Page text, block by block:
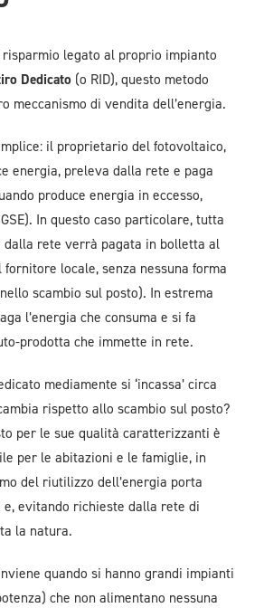
legato al proprio impianto
Dedicato(o RID), questo metodo
meccanismo di vendita dell’energia.
il proprietario del fotovoltaico,
energia, preleva dalla rete e paga
produce energia in eccesso,
In questo caso particolare, tutta
dalla rete verrà pagata in bolletta al
locale, senza nessuna forma
scambio sul posto). In estrema
l’energia che consuma e si fa
prodotta che immette in rete.
mediamente si ‘incassa’ circa
rispetto allo scambio sul posto?
per le sue qualità caratterizzanti è
per le abitazioni e le famiglie, in
del riutilizzo dell’energia porta
e, evitando richieste dalla rete di
la natura.
quando si hanno grandi impianti
che non alimentano nessuna